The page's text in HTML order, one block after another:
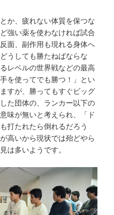
か、疲れない体質を保つな
強い薬を使わなければ試合
面、副作用も現れる身体へ
うしても勝たねばならな
レベルの世界戦などの最高
を使ってでも勝つ！」とい
すが、勝ってもすぐビッグ
た団体の、ランカー以下の
味が無いと考えられ、「ド
打たれたら倒れるだろう
高いから現状では殆どやら
は多いようです。